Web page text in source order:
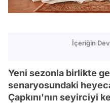
İçeriğin
Yeni sezonla birlikte
senaryosundaki
Çapkını'nın seyirciyi